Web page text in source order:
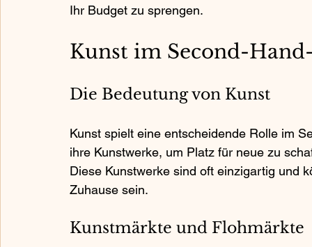
Ihr Budget zu sprengen.
Kunst im Second-
Die Bedeutung von Kunst
Kunst spielt eine entscheidende Rolle im
ihre Kunstwerke, um Platz für neue zu
Diese Kunstwerke sind oft einzigartig und
Zuhause sein.
Kunstmärkte und Flohmärkte